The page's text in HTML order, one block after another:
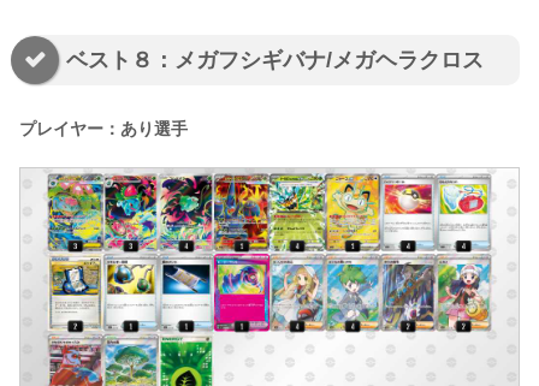
ベスト８：メガフシギバナ/メガヘラクロス
プレイヤー：あり選手